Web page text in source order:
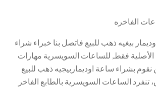
بيغيه ذهب للبيع فاتصل بنا خبراء شراء
فقط, للساعات السويسرية مهارات
بشراء ساعة اوديماربيجيه ذهب للبيع
تنفرد الساعات السويسرية بالطابع الفاخر